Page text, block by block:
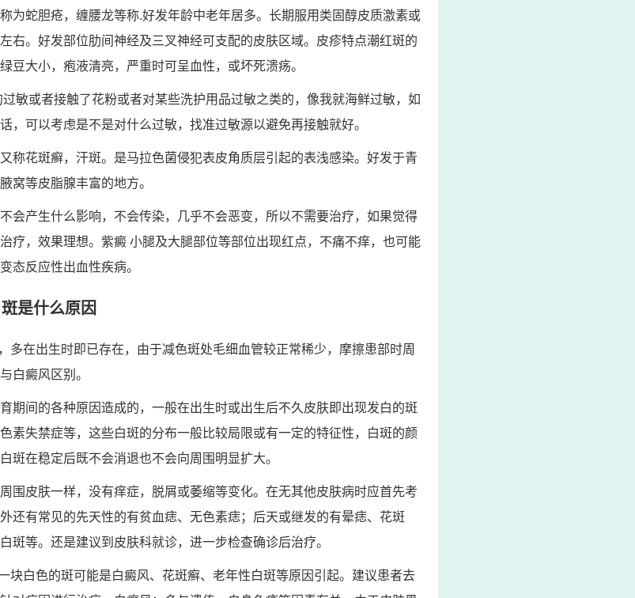
为蛇胆疮，缠腰龙等称.好发年龄中老年居多。长期服用类固醇皮质激素或
右。好发部位肋间神经及三叉神经可支配的皮肤区域。皮疹特点潮红斑的
豆大小，疱液清亮，严重时可呈血性，或坏死溃疡。
敏或者接触了花粉或者对某些洗护用品过敏之类的，像我就海鲜过敏，如
，可以考虑是不是对什么过敏，找准过敏源以避免再接触就好。
称花斑癣，汗斑。是马拉色菌侵犯表皮角质层引起的表浅感染。好发于青
窝等皮脂腺丰富的地方。
会产生什么影响，不会传染，几乎不会恶变，所以不需要治疗，如果觉得
疗，效果理想。紫癜 小腿及大腿部位等部位出现红点，不痛不痒，也可能
态反应性出血性疾病。
是什么原因
多在出生时即已存在，由于减色斑处毛细血管较正常稀少，摩擦患部时周
白癜风区别。
期间的各种原因造成的，一般在出生时或出生后不久皮肤即出现发白的斑
素失禁症等，这些白斑的分布一般比较局限或有一定的特征性，白斑的颜
斑在稳定后既不会消退也不会向周围明显扩大。
围皮肤一样，没有痒症，脱屑或萎缩等变化。在无其他皮肤病时应首先考
还有常见的先天性的有贫血痣、无色素痣；后天或继发的有晕痣、花斑
斑等。还是建议到皮肤科就诊，进一步检查确诊后治疗。
块白色的斑可能是白癜风、花斑癣、老年性白斑等原因引起。建议患者去